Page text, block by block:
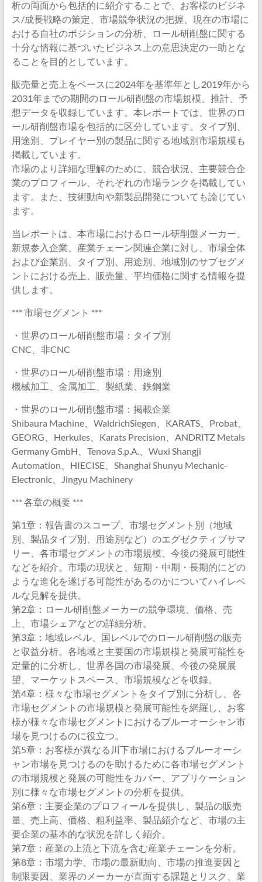
析の両面から包括的に紹介することで、お客様のビジネ
ス/成長戦略の策定、市場競争状況の把握、現在の市場に
おける自社のポジションの分析、ロール研削盤に関する
十分な情報に基づいたビジネス上の意思決定の一助とな
ることを目的としています。
販売量と売上をベースに2024年を基準年とし2019年から
2031年までの期間のロール研削盤の市場規模、推計、予
想データを収録しています。本レポートでは、世界のロ
ール研削盤市場を包括的に区分しています。タイプ別、
用途別、プレイヤー別の製品に関する地域別市場規模も
掲載しています。
市場のより詳細な理解のために、競合状況、主要競合企
業のプロフィール、それぞれの市場ランクを掲載してい
ます。また、技術動向や新製品開発についても論じてい
ます。
当レポートは、本市場におけるロール研削盤メーカー、
新規参入企業、産業チェーン関連企業に対し、市場全体
および企業別、タイプ別、用途別、地域別のサブセグメ
ントにおける売上、販売量、平均価格に関する情報を提
供します。
*** 市場セグメント ***
・世界のロール研削盤市場：タイプ別
CNC、非CNC
・世界のロール研削盤市場：用途別
機械加工、金属加工、製紙業、鉄鋼業
・世界のロール研削盤市場：掲載企業
Shibaura Machine、WaldrichSiegen、KARATS、Probat、
GEORG、Herkules、Karats Precision、ANDRITZ Metals
Germany GmbH、Tenova S.p.A.、Wuxi Shangji
Automation、HIECISE、Shanghai Shunyu Mechanic-
Electronic、Jingyu Machinery
*** 各章の概要 ***
第1章：報告書のスコープ、市場セグメント別（地域
別、製品タイプ別、用途別など）のエグゼクティブサマ
リー、各市場セグメントの市場規模、今後の発展可能性
などを紹介。市場の現状と、短期・中期・長期的にどの
ような進化を遂げる可能性があるのかについてハイレベ
ルな見解を提供。
第2章：ロール研削盤メーカーの競争環境、価格、売
上、市場シェアなどの詳細分析。
第3章：地域レベル、国レベルでのロール研削盤の販売
と収益分析。各地域と主要国の市場規模と発展可能性を
定量的に分析し、世界各国の市場発展、今後の発展展
望、マーケットスペース、市場規模などを収録。
第4章：様々な市場セグメントをタイプ別に分析し、各
市場セグメントの市場規模と発展可能性を網羅し、お客
様が様々な市場セグメントにおけるブルーオーシャン市
場を見つけるのに役立つ。
第5章：お客様が異なる川下市場におけるブルーオーシ
ャン市場を見つけるのを助けるために各市場セグメント
の市場規模と発展の可能性をカバー、アプリケーション
別に様々な市場セグメントの分析を提供。
第6章：主要企業のプロフィールを提供し、製品の販売
量、売上高、価格、粗利益率、製品紹介など、市場の主
要企業の基本的な状況を詳しく紹介。
第7章：産業の上流と下流を含む産業チェーンを分析。
第8章：市場力学、市場の最新動向、市場の推進要因と
制限要因、業界のメーカーが直面する課題とリスク、業